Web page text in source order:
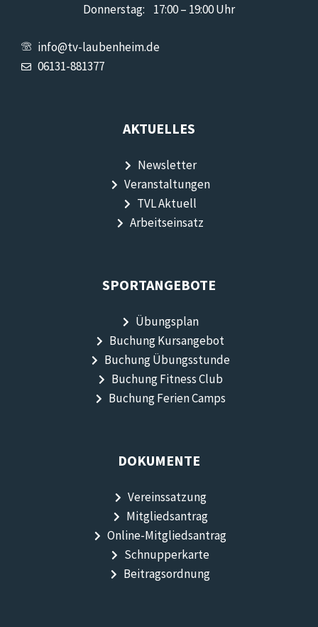
Donnerstag: 17:00 – 19:00 Uhr
info@tv-laubenheim.de
06131-881377
AKTUELLES
Newsletter
Veranstaltungen
TVL Aktuell
Arbeitseinsatz
SPORTANGEBOTE
Übungsplan
Buchung Kursangebot
Buchung Übungsstunde
Buchung Fitness Club
Buchung Ferien Camps
DOKUMENTE
Vereinssatzung
Mitgliedsantrag
Online-Mitgliedsantrag
Schnupperkarte
Beitragsordnung